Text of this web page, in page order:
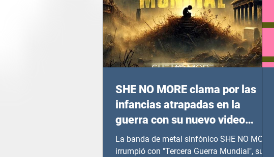
SHE NO MORE clama por las
infancias atrapadas en la
guerra con su nuevo video
TERCERA GUERRA MUNDIAL
La banda de metal sinfónico SHE NO MORE
irrumpió con "Tercera Guerra Mundial", su